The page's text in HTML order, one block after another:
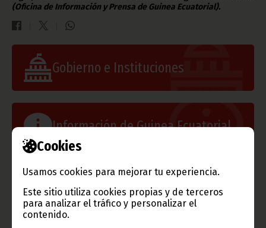
Cookies
Usamos cookies para mejorar tu experiencia.
Este sitio utiliza cookies propias y de terceros
para analizar el tráfico y personalizar el
contenido.
(Oficina de Información y Prensa de Guinea Ecuatorial).
Gobierno e Instituciones
Información de Guinea Ecuatorial
TVGE